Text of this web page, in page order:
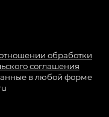
обработки
соглашения
в любой форме